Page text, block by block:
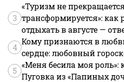
3
«Туризм не
трансформируется»: как
отдыхать в августе —
4
Кому признаются в
сердце: любовный
5
«Меня бесила моя роль»:
Пуговка из «Папиных